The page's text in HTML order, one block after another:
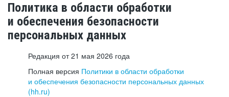
Политика в области обработки
и обеспечения безопасности
персональных данных
Редакция от 21 мая 2026 года
Полная версия Политики в области обработки
и обеспечения безопасности персональных данных
(hh.ru)